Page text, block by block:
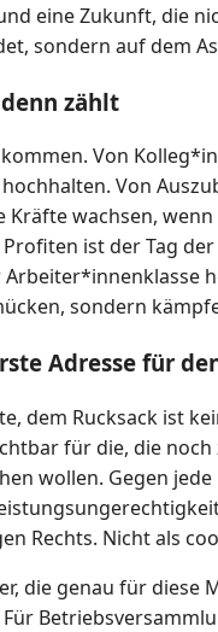
eine Zukunft, die
sondern auf dem
zählt
Von
Von
Kräfte wachsen,
ist der Tag
sondern
Adresse für
dem Rucksack ist
für die, die
wollen. Gegen
Rechts. Nicht als
die genau für diese
Für